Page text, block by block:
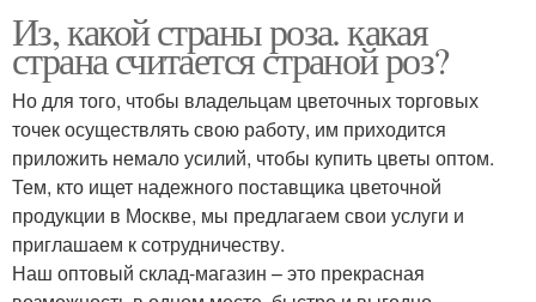
Из, какой страны роза. какая
страна считается страной роз?
Но для того, чтобы владельцам цветочных торговых
точек осуществлять свою работу, им приходится
приложить немало усилий, чтобы купить цветы оптом.
Тем, кто ищет надежного поставщика цветочной
продукции в Москве, мы предлагаем свои услуги и
приглашаем к сотрудничеству.
Наш оптовый склад-магазин – это прекрасная